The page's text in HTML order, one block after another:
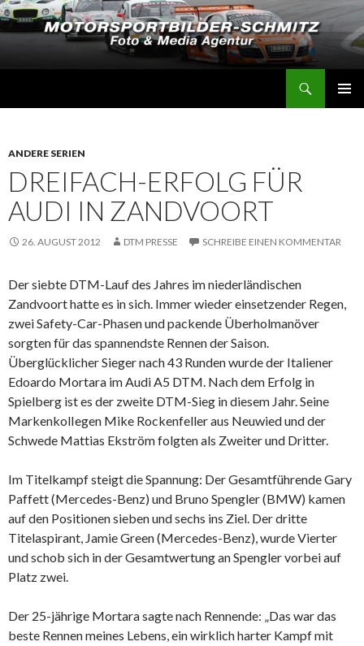
ANDERE SERIEN
DREIFACH-ERFOLG FÜR
AUDI IN ZANDVOORT
26. AUGUST 2012 DTM PRESSE SCHREIBE EINEN KOMMENTAR
Der siebte DTM-Lauf des Jahres im niederländischen
Zandvoort hatte es in sich. Immer wieder einsetzender Regen,
zwei Safety-Car-Phasen und packende Überholmanöver
sorgten für das spannendste Rennen der Saison.
Überglücklicher Sieger nach 43 Runden wurde der Italiener
Edoardo Mortara im Audi A5 DTM. Nach dem Erfolg in
Spielberg ist es der zweite DTM-Sieg in diesem Jahr. Seine
MarkenkolIegen Mike Rockenfeller aus Neuwied und der
Schwede Mattias Ekström folgten als Zweiter und Dritter.
Im Titelkampf steigt die Spannung: Der Gesamtführende Gary
Paffett (Mercedes-Benz) und Bruno Spengler (BMW) kamen
auf den Positionen sieben und sechs ins Ziel. Der dritte
Titelaspirant, Jamie Green (Mercedes-Benz), wurde Vierter
und schob sich in der Gesamtwertung an Spengler vorbei auf
Platz zwei.
Der 25-jährige Mortara sagte nach Rennende: „Das war das
beste Rennen meines Lebens, ein wirklich harter Kampf mit